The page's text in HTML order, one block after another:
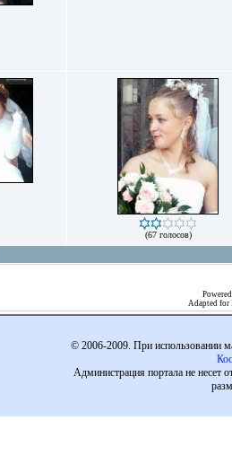
(67 голосов)
Adapted for
© 2006-2009. При использовании
Администрация портала не несет